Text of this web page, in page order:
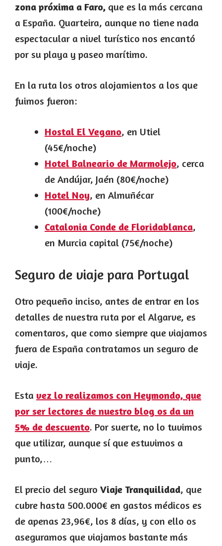
zona próxima a Faro, que es la más cercana
a España. Quarteira, aunque no tiene nada
espectacular a nivel turístico nos encantó
por su playa y paseo marítimo.
En la ruta los otros alojamientos a los que
fuimos fueron:
Hostal El Vegano, en Utiel
(45€/noche)
Hotel Balneario de Marmolejo, cerca
de Andújar, Jaén (80€/noche)
Hotel Noy, en Almuñécar
(100€/noche)
Catalonia Conde de Floridablanca,
en Murcia capital (75€/noche)
Seguro de viaje para Portugal
Otro pequeño inciso, antes de entrar en los
detalles de nuestra ruta por el Algarve, es
comentaros, que como siempre que viajamos
fuera de España contratamos un seguro de
viaje.
Esta vez lo realizamos con Heymondo, que
por ser lectores de nuestro blog os da un
5% de descuento. Por suerte, no lo tuvimos
que utilizar, aunque sí que estuvimos a
punto,…
El precio del seguro Viaje Tranquilidad, que
cubre hasta 500.000€ en gastos médicos es
de apenas 23,96€, los 8 días, y con ello os
aseguramos que viajamos bastante más